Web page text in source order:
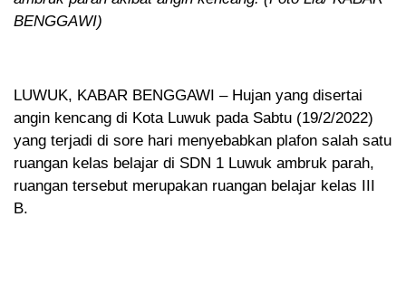
BENGGAWI)
LUWUK, KABAR BENGGAWI – Hujan yang disertai
angin kencang di Kota Luwuk pada Sabtu (19/2/2022)
yang terjadi di sore hari menyebabkan plafon salah satu
ruangan kelas belajar di SDN 1 Luwuk ambruk parah,
ruangan tersebut merupakan ruangan belajar kelas III
B.